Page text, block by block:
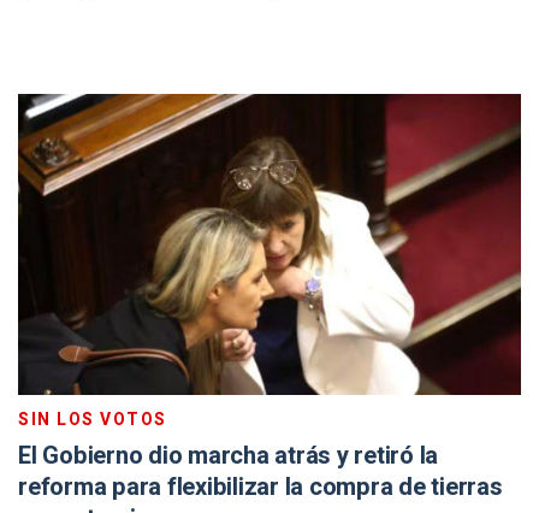
SIN LOS VOTOS
El Gobierno dio marcha atrás y retiró la
reforma para flexibilizar la compra de tierras